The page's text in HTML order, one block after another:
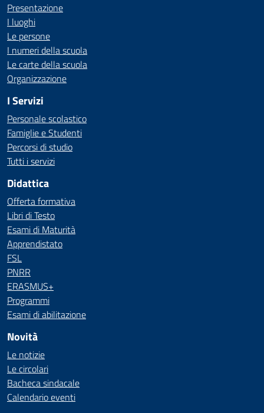
Presentazione
I luoghi
Le persone
I numeri della scuola
Le carte della scuola
Organizzazione
I Servizi
Personale scolastico
Famiglie e Studenti
Percorsi di studio
Tutti i servizi
Didattica
Offerta formativa
Libri di Testo
Esami di Maturità
Apprendistato
FSL
PNRR
ERASMUS+
Programmi
Esami di abilitazione
Novità
Le notizie
Le circolari
Bacheca sindacale
Calendario eventi